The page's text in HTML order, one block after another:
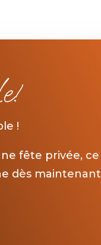
!
fête privée, ce
dès maintenant